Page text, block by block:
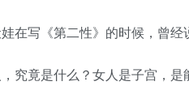
写《第二性》的时候，曾经
竟是什么？女人是子宫，是